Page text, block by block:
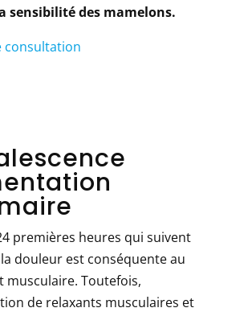
sensibilité des mamelons.
consultation
premières heures qui suivent
douleur est conséquente au
musculaire. Toutefois,
de relaxants musculaires et